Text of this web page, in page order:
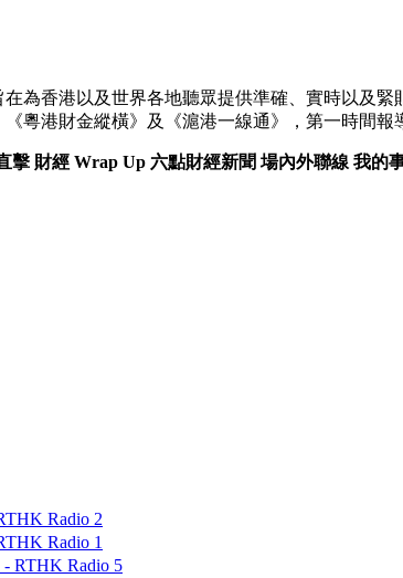
為香港以及世界各地聽眾提供準確、實時以及
粵港財金縱橫》及《滬港一線通》，第一時間報
擊 財經 Wrap Up 六點財經新聞 場內外聯線 我的
Radio 2
Radio 1
RTHK Radio 5